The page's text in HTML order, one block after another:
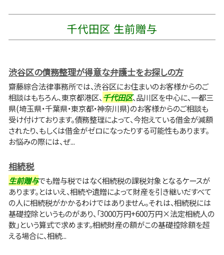
千代田区 生前贈与
渋谷区の債務整理が得意な弁護士をお探しの方
齋藤綜合法律事務所では、渋谷区にお住まいのお客様からのご
相談はもちろん、東京都港区、千代田区、品川区を中心に、一都三
県(埼玉県・千葉県・東京都・神奈川県)のお客様からのご相談も
受け付けております。債務整理によって、今抱えている借金が減額
されたり、もしくは借金がゼロになったりする可能性もあります。
お悩みの際には、ぜ...
相続税
生前贈与でも贈与税ではなく相続税の課税対象となるケースが
あります。とはいえ、相続や遺贈によって財産を引き継いだすべて
の人に相続税がかかるわけではありません。それは、相続税には
基礎控除というものがあり、「3000万円+600万円×法定相続人の
数」という算式で求めます。相続財産の額がこの基礎控除額を超
える場合に、相続...